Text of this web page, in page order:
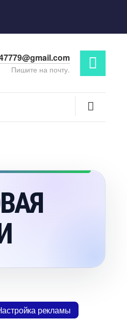
Пишите на почту.
рекламы